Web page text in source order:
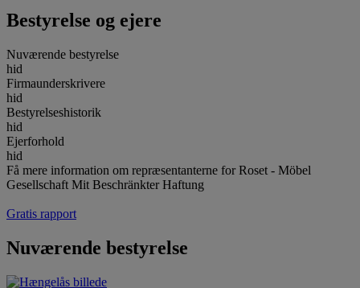
Bestyrelse og ejere
Nuværende bestyrelse
hid
Firmaunderskrivere
hid
Bestyrelseshistorik
hid
Ejerforhold
hid
Få mere information om repræsentanterne for Roset - Möbel
Gesellschaft Mit Beschränkter Haftung
Gratis rapport
Nuværende bestyrelse